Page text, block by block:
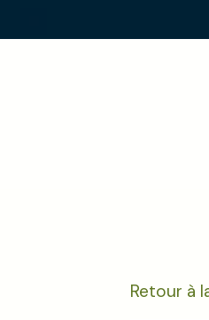
Retour à